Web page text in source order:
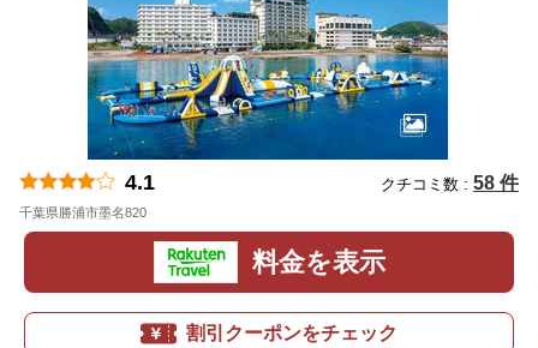
4.1 クチコミ数 : 58 件
千葉県勝浦市墨名820
料金を表示
割引クーポンをチェック